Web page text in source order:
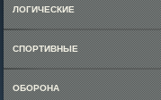
ЛОГИЧЕСКИЕ
СПОРТИВНЫЕ
ОБОРОНА